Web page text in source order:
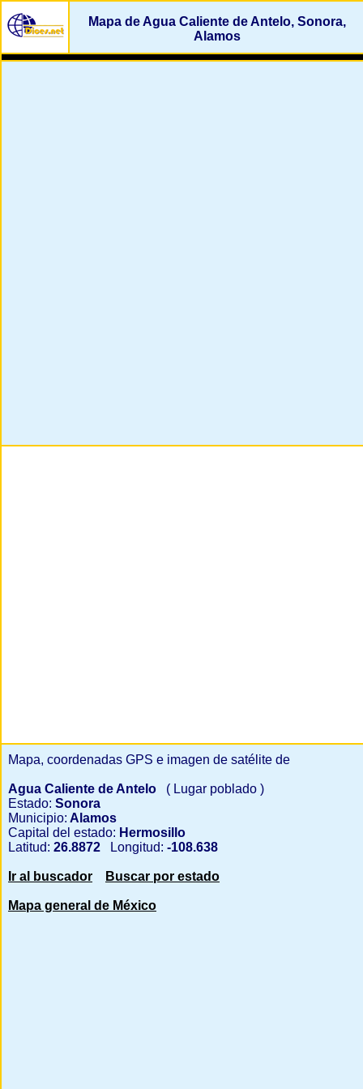
Mapa de Agua Caliente de Antelo, Sonora,
Alamos
Mapa, coordenadas GPS e imagen de satélite de
Agua Caliente de Antelo
( Lugar poblado )
Estado: Sonora
Municipio: Alamos
Capital del estado: Hermosillo
Latitud: 26.8872 Longitud: -108.638
Ir al buscador Buscar por estado
Mapa general de México